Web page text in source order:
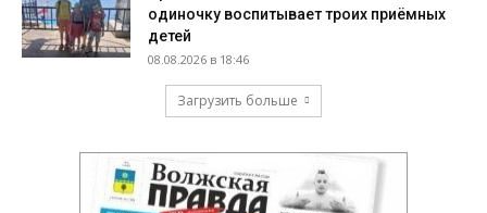
одиночку воспитывает троих приёмных
детей
08.08.2026 в 18:46
Загрузить больше